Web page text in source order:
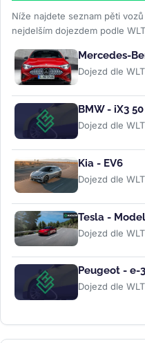
Níže najdete seznam pěti
nejdelším dojezdem podle
Mercedes-
Dojezd dle
BMW - iX3
Dojezd dle
Kia - EV6
Dojezd dle
Tesla -
Dojezd dle
Peugeot - e-
Dojezd dle